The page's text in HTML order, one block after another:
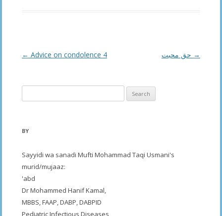
Post
← Advice on condolence 4 →
for:
BY
Sayyidi wa sanadi Mufti Mohammad Taqi Usmani's
murid/mujaaz:
'abd
Dr Mohammed Hanif Kamal,
MBBS, FAAP, DABP, DABPID
Pediatric Infectious Diseases